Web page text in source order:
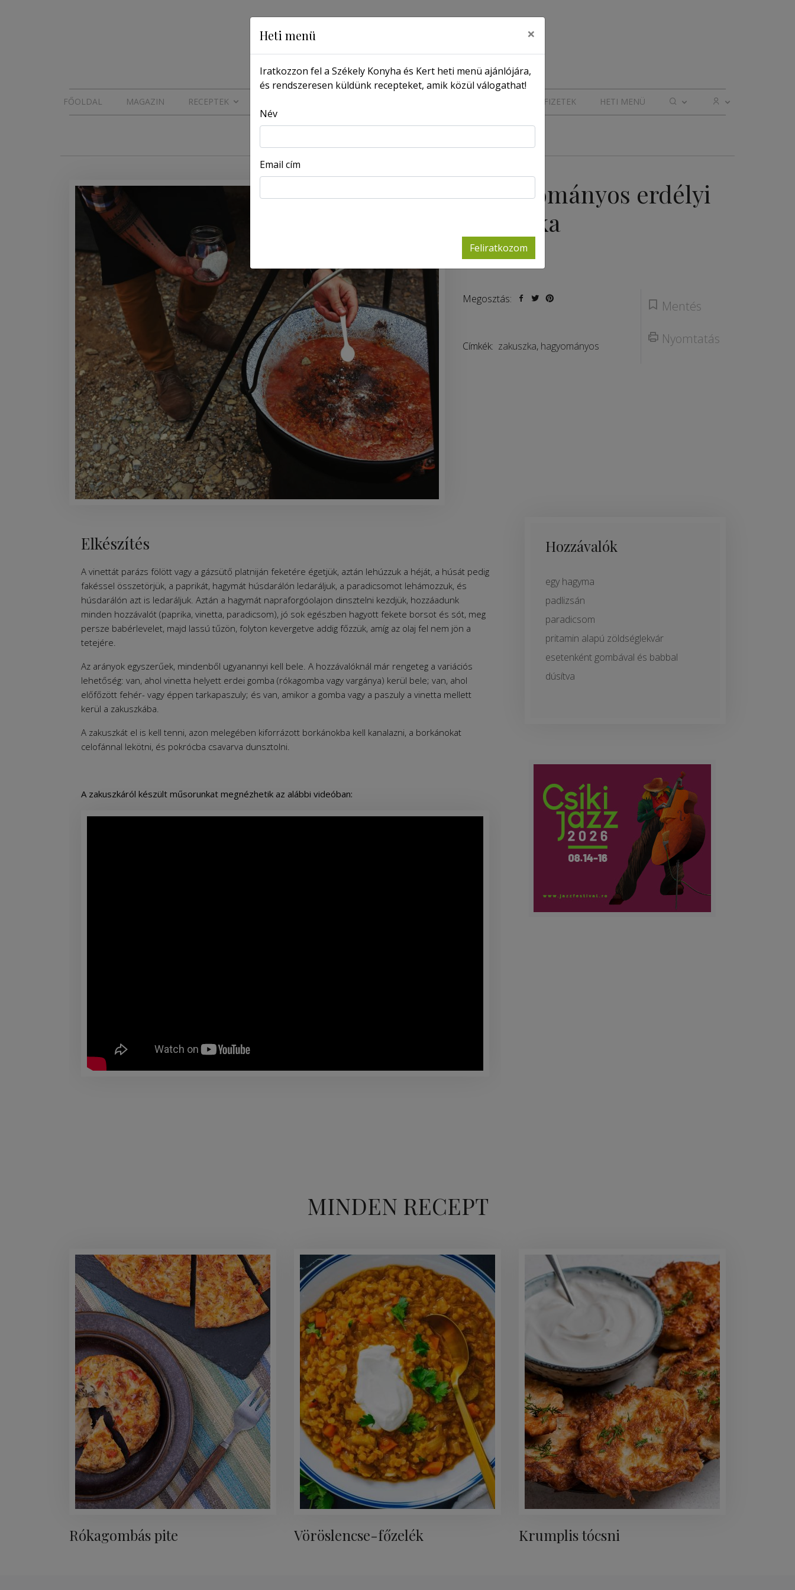
FŐOLDAL MAGAZIN RECEPTEK ELŐFIZETEK HETI MENÜ
A hagyományos erdélyi
zakuszka
2020-09-09
Mentés
Nyomtatás
Megosztás:
Címkék: zakuszka, hagyományos
Elkészítés
A vinettát parázs fölött vagy a gázsütő platniján feketére égetjük, aztán lehúzzuk a héját, a húsát pedig
fakéssel összetörjük, a paprikát, hagymát húsdarálón ledaráljuk, a paradicsomot lehámozzuk, és
húsdarálón azt is ledaráljuk. Aztán a hagymát napraforgóolajon dinsztelni kezdjük, hozzáadunk
minden hozzávalót (paprika, vinetta, paradicsom), jó sok egészben hagyott fekete borsot és sót, meg
persze babérlevelet, majd lassú tűzön, folyton kevergetve addig főzzük, amíg az olaj fel nem jön a
tetejére.
Az arányok egyszerűek, mindenből ugyanannyi kell bele. A hozzávalóknál már rengeteg a variációs
lehetőség: van, ahol vinetta helyett erdei gomba (rókagomba vagy vargánya) kerül bele; van, ahol
előfőzött fehér- vagy éppen tarkapaszuly; és van, amikor a gomba vagy a paszuly a vinetta mellett
kerül a zakuszkába.
A zakuszkát el is kell tenni, azon melegében kiforrázott borkánokba kell kanalazni, a borkánokat
celofánnal lekötni, és pokrócba csavarva dunsztolni.
A zakuszkáról készült műsorunkat megnézhetik az alábbi videóban:
Hozzávalók
egy hagyma
padlizsán
paradicsom
pritamin alapú zöldséglekvár
esetenként gombával és babbal
dúsítva
MINDEN RECEPT
Rókagombás pite Vöröslencse-főzelék Krumplis tócsni
Heti menü ×
Iratkozzon fel a Székely Konyha és Kert heti menü ajánlójára,
és rendszeresen küldünk recepteket, amik közül válogathat!
Név
Email cím
Feliratkozom